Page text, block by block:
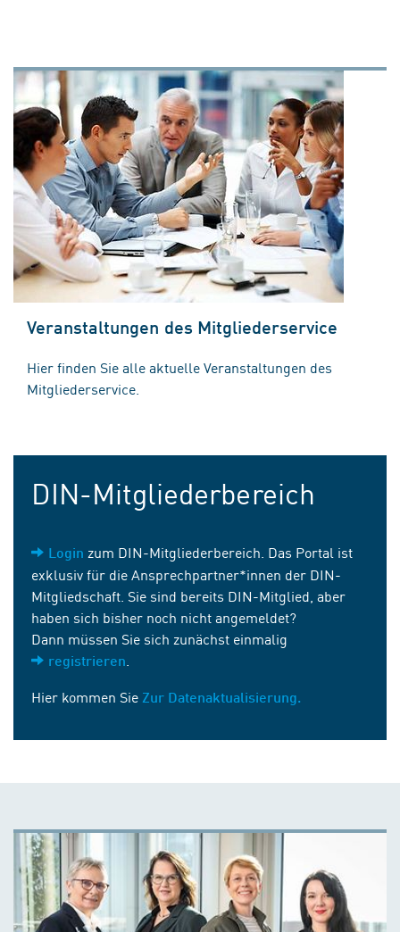
Veranstaltungen des Mitgliederservice
Hier finden Sie alle aktuelle Veranstaltungen des
Mitgliederservice.
DIN-Mitgliederbereich
Login zum DIN-Mitgliederbereich. Das Portal ist
exklusiv für die Ansprechpartner*innen der DIN-
Mitgliedschaft. Sie sind bereits DIN-Mitglied, aber
haben sich bisher noch nicht angemeldet?
Dann müssen Sie sich zunächst einmalig
registrieren
Hier kommen Sie Zur Datenaktualisierung.